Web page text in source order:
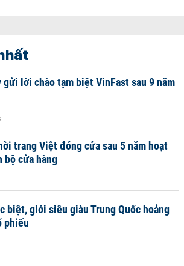
gửi lời chào tạm biệt VinFast sau 9 năm
trang Việt đóng cửa sau 5 năm hoạt
bộ cửa hàng
biệt, giới siêu giàu Trung Quốc hoảng
phiếu